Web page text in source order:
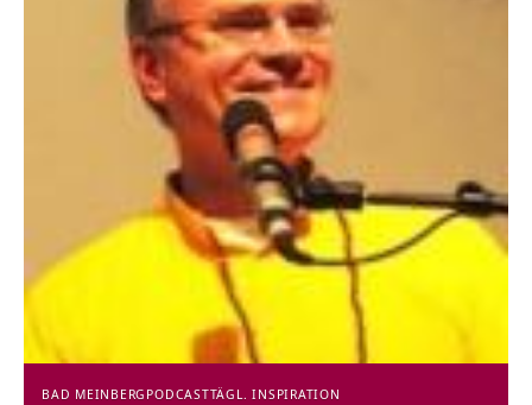
BAD MEINBERG PODCASTTÄGL. INSPIRATION